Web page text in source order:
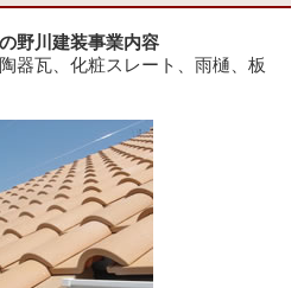
野川建装事業内容
器瓦、化粧スレート、雨樋、板